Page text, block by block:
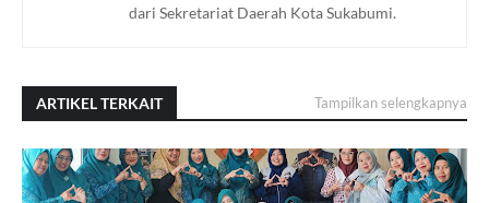
dari Sekretariat Daerah Kota Sukabumi.
ARTIKEL TERKAIT Tampilkan selengkapnya